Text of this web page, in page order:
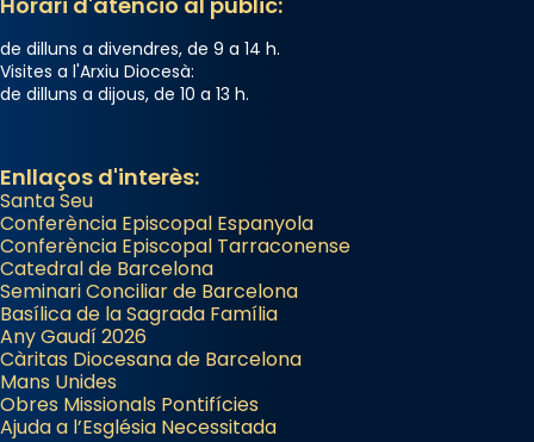
de dilluns a divendres, de 9 a 14 h.
Visites a l'Arxiu Diocesà:
de dilluns a dijous, de 10 a 13 h.
Enllaços d'interès:
Santa Seu
Conferència Episcopal Espanyola
Conferència Episcopal Tarraconense
Catedral de Barcelona
Seminari Conciliar de Barcelona
Basílica de la Sagrada Família
Any Gaudí 2026
Càritas Diocesana de Barcelona
Mans Unides
Obres Missionals Pontifícies
Ajuda a l’Església Necessitada